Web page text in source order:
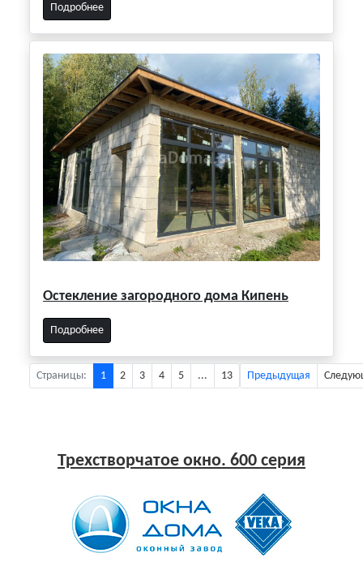
Подробнее
Остекление загородного дома Кипень
Подробнее
Страницы: 1 2 3 4 5 ... 13 Предыдущая
Трехстворчатое окно. 600 серия